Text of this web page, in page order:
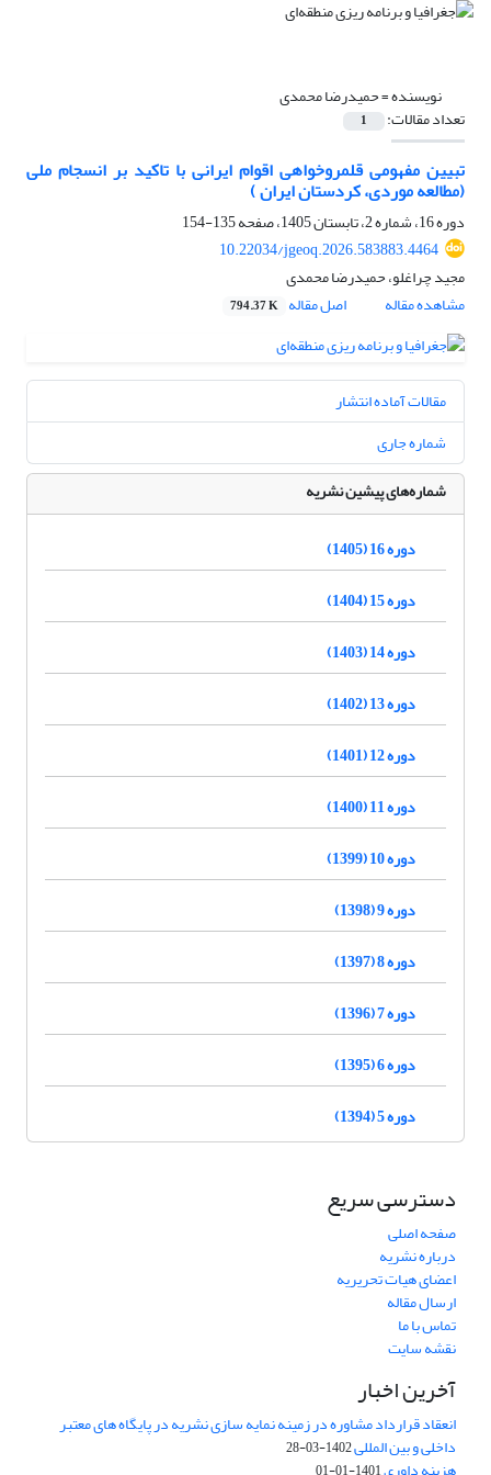
نویسنده =حمیدرضا محمدی
تعداد مقالات: 1
تبیین مفهومی قلمروخواهی اقوام ایرانی با تاکید بر انسجام ملی
(مطالعه موردی، کردستان ایران )
دوره 16، شماره 2، تابستان 1405، صفحه
135-154
10.22034/jgeoq.2026.583883.4464
مجید چراغلو، حمیدرضا محمدی
مشاهده مقاله
اصل مقاله 794.37 K
مقالات آماده انتشار
شماره جاری
شماره‌های پیشین نشریه
دوره 16 (1405)
دوره 15 (1404)
دوره 14 (1403)
دوره 13 (1402)
دوره 12 (1401)
دوره 11 (1400)
دوره 10 (1399)
دوره 9 (1398)
دوره 8 (1397)
دوره 7 (1396)
دوره 6 (1395)
دوره 5 (1394)
دسترسی سریع
صفحه اصلی
درباره نشریه
اعضای هیات تحریریه
ارسال مقاله
تماس با ما
نقشه سایت
آخرین اخبار
انعقاد قرارداد مشاوره در زمینه نمایه سازی نشریه در پایگاه های معتبر
داخلی و بین المللی1402-03-28